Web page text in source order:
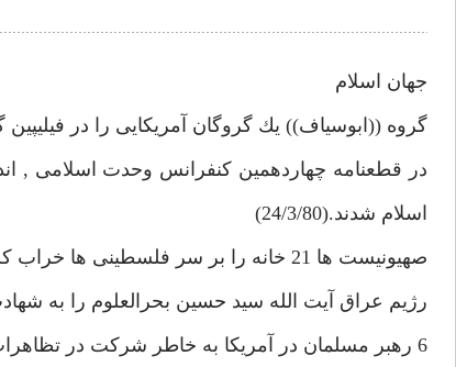
جهان اسلام
گروه ((ابوسياف)) يك گروگان آمريكايى را در فيليپين گردن
اسلام شدند.(24/3/80)
صهيونيست ها 21 خانه را بر سر فلسطينى ها خراب كردند.
رژيم عراق آيت الله سيد حسين بحرالعلوم را به شهادت
6 رهبر مسلمان در آمريكا به خاطر شركت در تظاهرات ضد اسرائيلى بازداشت شدند.(7/4/80)